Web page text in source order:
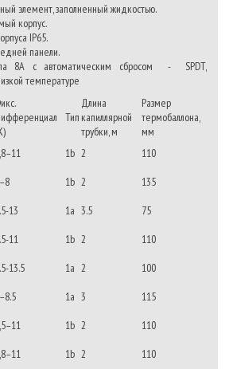
элемент, заполненный жидкостью.
корпус.
IP65.
панели.
8А с автоматическим сбросом - SPDT,
температуре
Тип
Длина
капиллярной
трубки, м
Размер
термобаллона,
мм
1b 2
110
1b 2
135
13 1a 3.5
75
11 1b 2
110
13.5 1a 2
100
1a 3
115
1b 2
110
1b 2 110